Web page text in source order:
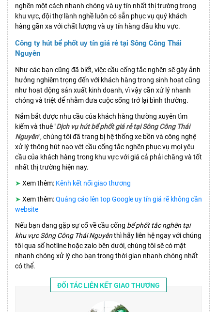
nghẽn một cách nhanh chóng và uy tín nhất thị trường trong
khu vực, đội thợ lành nghề luôn có sẵn phục vụ quý khách
hàng gần xa với chất lượng và uy tín hàng đầu khu vực.
Công ty hút bể phốt uy tín giá rẻ tại Sông Công Thái
Nguyên
Như các bạn cũng đã biết, việc cầu cống tắc nghẽn sẽ gây ảnh
hưởng nghiêm trọng đến với khách hàng trong sinh hoạt cũng
như hoạt động sản xuất kinh doanh, vì vậy cần xử lý nhanh
chóng và triệt để nhằm đưa cuộc sống trở lại bình thường.
Nắm bắt được nhu cầu của khách hàng thường xuyên tìm
kiếm và thuê "Dịch vụ hút bể phốt giá rẻ tại Sông Công Thái
Nguyên", chúng tôi đã trang bị hệ thống xe bồn và công nghệ
xử lý thông hút nạo vét cầu cống tắc nghẽn phục vụ mọi yêu
cầu của khách hàng trong khu vực với giá cả phải chăng và tốt
nhất thị trường hiện nay.
➤ Xem thêm: Kênh kết nối giao thương
➤ Xem thêm:Quảng cáo lên top Google uy tín giá rẽ không cần
website
Nếu bạn đang gặp sự cố về cầu cống bể phốt tắc nghẽn tại
khu vực Sông Công Thái Nguyênthì hãy liên hệ ngay với chúng
tôi qua số hotline hoặc zalo bên dưới, chúng tôi sẽ có mặt
nhanh chóng xử lý cho bạn trong thời gian nhanh chóng nhất
có thể.
ĐỐI TÁC LIÊN KẾT GIAO THƯƠNG